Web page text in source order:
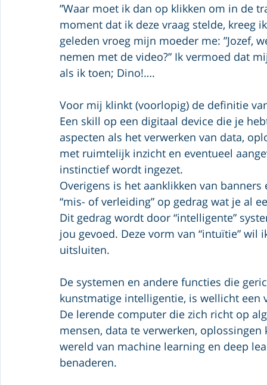
”Waar moet ik dan op klikken om in de
moment dat ik deze vraag stelde, kreeg
geleden vroeg mijn moeder me: ”Jozef,
nemen met de video?” Ik vermoed dat
als ik toen; Dino!….
Voor mij klinkt (voorlopig) de definitie
Een skill op een digitaal device die je
aspecten als het verwerken van data,
met ruimtelijk inzicht en eventueel
instinctief wordt ingezet.
Overigens is het aanklikken van
“mis- of verleiding” op gedrag wat je al
Dit gedrag wordt door “intelligente”
jou gevoed. Deze vorm van “intuïtie”
uitsluiten.
De systemen en andere functies die
kunstmatige intelligentie, is wellicht
De lerende computer die zich richt op
mensen, data te verwerken,
wereld van machine learning en deep
benaderen.